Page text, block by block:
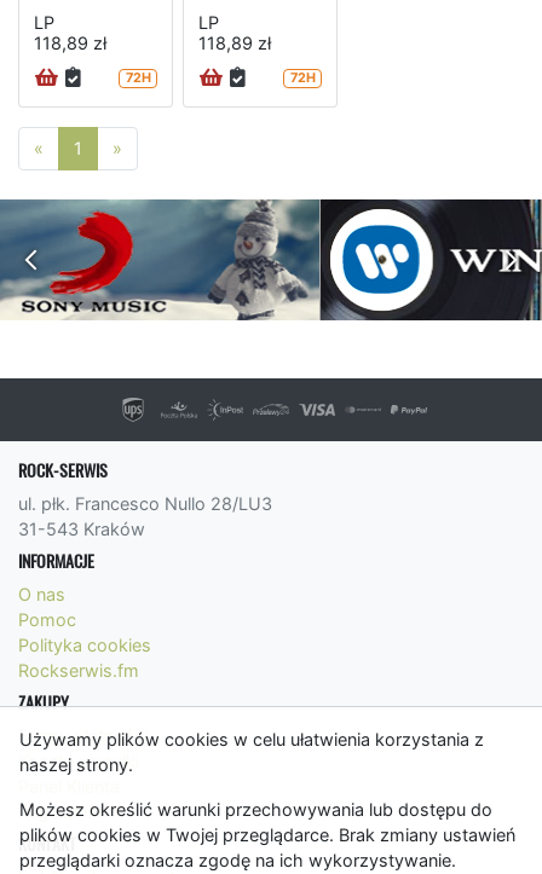
Używamy plików cookies w celu ułatwienia korzystania z
naszej strony.
Możesz określić warunki przechowywania lub dostępu do
plików cookies w Twojej przeglądarce. Brak zmiany ustawień
przeglądarki oznacza zgodę na ich wykorzystywanie.
LP
118,89 zł
72H
LP
118,89 zł
72H
« Poprzednia strona
1 »
ROCK-SERWIS
ul. płk. Francesco Nullo 28/LU3
31-543 Kraków
INFORMACJE
O nas
Pomoc
Polityka cookies
Rockserwis.fm
ZAKUPY
Formy płatności
Koszty wysyłki
Regulamin
KONTAKT